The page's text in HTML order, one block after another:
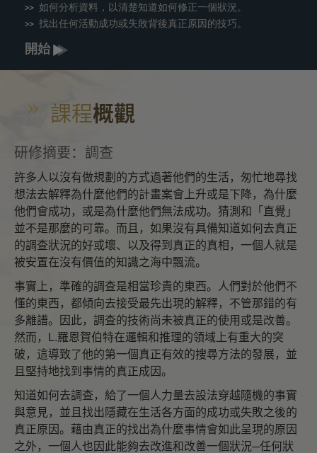
如何分析資料，以清楚知道如何修正一個狀況。
找出任何活動成功或失敗背後真正原因的技巧。
開始
課程概觀
研修摘要：調查
許多人以沒有做規劃的方式過著他們的生活，匆忙地尋找
想法去解釋為什麼他們的計畫案會上升或是下降，為什麼
他們會成功，或是為什麼他們無法成功。猜測和「直覺」
並不是那麼的可靠。而且，如果沒有具備知道如何去真正
的調查狀況的好或壞、以及得到真正的真相，一個人就是
被安置在沒有價值的知識之海中飄流。
事實上，準確的調查是相當珍貴的東西。人們對於他們不
懂的東西，都傾向去接受最先出現的解釋，不管那錯的有
多離譜。因此，調查的技術尚未被真正的使用或是改善。
然而，L.羅恩賀伯特在邏輯和推理的領域上有重大的突
破，這導致了他的第一個真正有效的搜尋方法的發展，並
且堅持地找到事情的真正成因。
知道如何去調查，給了一個人力量去設法穿越隨機的事實
與意見，並且找出隱藏在生活各方面的成功或失敗之後的
真正原因。藉由真正的找出為什麼事情會如此呈現的原因
之外，一個人也因此能夠去改進和改善一個狀況─任何狀